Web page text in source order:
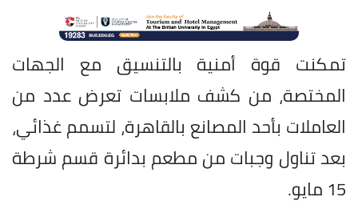
تمكنت قوة أمنية بالتنسيق مع الجهات
المختصة، من كشف ملابسات تعرض عدد من
العاملات بأحد المصانع بالقاهرة، لتسمم غذائي،
بعد تناول وجبات من مطعم بدائرة قسم شرطة
15 مايو.